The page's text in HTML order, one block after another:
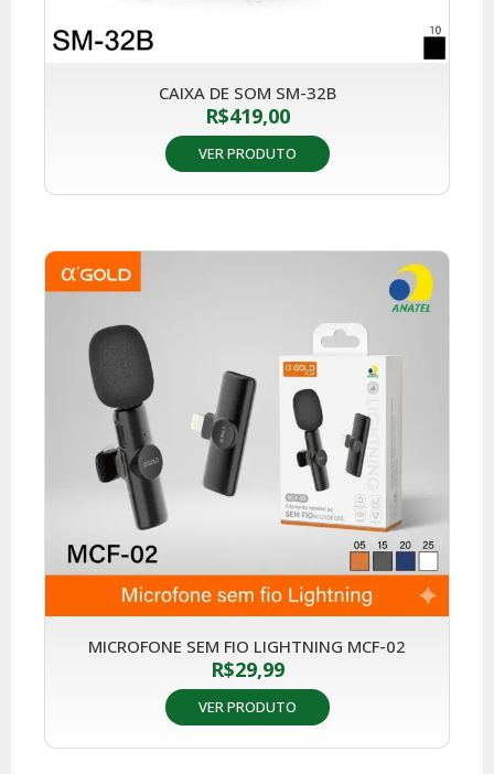
CAIXA DE SOM SM-32B
R$419,00
VER PRODUTO
MICROFONE SEM FIO LIGHTNING MCF-02
R$29,99
VER PRODUTO